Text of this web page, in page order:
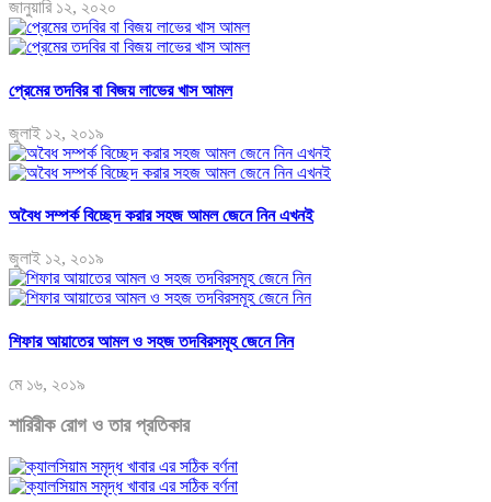
জানুয়ারি ১২, ২০২০
প্রেমের তদবির বা বিজয় লাভের খাস আমল
জুলাই ১২, ২০১৯
অবৈধ সম্পর্ক বিচ্ছেদ করার সহজ আমল জেনে নিন এখনই
জুলাই ১২, ২০১৯
শিফার আয়াতের আমল ও সহজ তদবিরসমূহ জেনে নিন
মে ১৬, ২০১৯
শারিরীক রোগ ও তার প্রতিকার